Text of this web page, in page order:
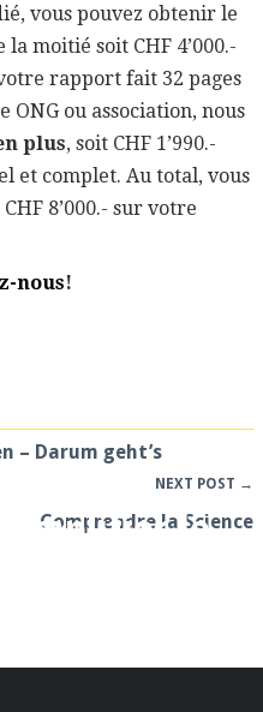
simplifier le
vous pouvez obtenir le
moitié soit CHF 4’000.-
rapport fait 32 pages
ONG ou association, nous
plus, soit CHF 1’990.-
et complet. Au total, vous
8’000.- sur votre
nous!
– Darum geht’s
NEXT POST →
Comprendre la Science